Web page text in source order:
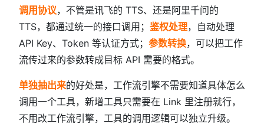
调用协议，不管是讯飞的 TTS、还是阿里千问的
TTS，都通过统一的接口调用； 鉴权处理，自动处理
API Key、Token 等认证方式； 参数转换，可以把工作
流传过来的参数转成目标 API 需要的格式。
单独抽出来的好处是，工作流引擎不需要知道具体怎么
调用一个工具，新增工具只需要在 Link 里注册就行，
不用改工作流引擎，工具的调用逻辑可以独立升级。